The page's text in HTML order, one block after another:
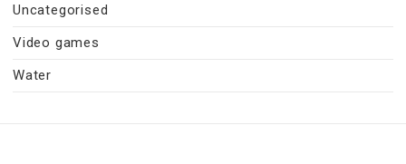
Uncategorised
Video games
Water